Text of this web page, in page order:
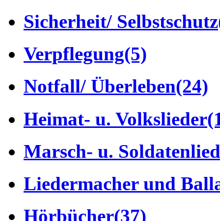
Sicherheit/ Selbstschutz
Verpflegung(5)
Notfall/ Überleben(24)
Heimat- u. Volkslieder
Marsch- u.
Liedermacher und
Hörbücher(37)